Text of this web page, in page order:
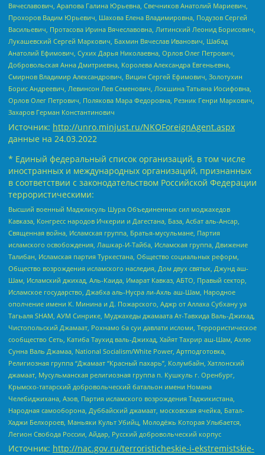
Вячеславович, Арапова Галина Юрьевна, Свечников Анатолий Мариевич,
Прохоров Вадим Юрьевич, Шахова Елена Владимировна, Подузов Сергей
Васильевич, Протасова Ирина Вячеславовна, Литинский Леонид Борисович,
Лукашевский Сергей Маркович, Бахмин Вячеслав Иванович, Шабад
Анатолий Ефимович, Сухих Дарья Николаевна, Орлов Олег Петрович,
Добровольская Анна Дмитриевна, Королева Александра Евгеньевна,
Смирнов Владимир Александрович, Вицин Сергей Ефимович, Золотухин
Борис Андреевич, Левинсон Лев Семенович, Локшина Татьяна Иосифовна,
Орлов Олег Петрович, Полякова Мара Федоровна, Резник Генри Маркович,
Захаров Герман Константинович
Источник: http://unro.minjust.ru/NKOForeignAgent.aspx
данные на 24.03.2022
* Единый федеральный список организаций, в том числе
иностранных и международных организаций, признанных
в соответствии с законодательством Российской Федерации
террористическими:
Высший военный Маджлисуль Шура Объединенных сил моджахедов
Кавказа, Конгресс народов Ичкерии и Дагестана, База, Асбат аль-Ансар,
Священная война, Исламская группа, Братья-мусульмане, Партия
исламского освобождения, Лашкар-И-Тайба, Исламская группа, Движение
Талибан, Исламская партия Туркестана, Общество социальных реформ,
Общество возрождения исламского наследия, Дом двух святых, Джунд аш-
Шам, Исламский джихад, Аль-Каида, Имарат Кавказ, АБТО, Правый сектор,
Исламское государство, Джабха аль-Нусра ли-Ахль аш-Шам, Народное
ополчение имени К. Минина и Д. Пожарского, Аджр от Аллаха Субхану уа
Тагьаля SHAM, АУМ Синрике, Муджахеды джамаата Ат-Тавхида Валь-Джихад,
Чистопольский Джамаат, Рохнамо ба суи давлати исломи, Террористическое
сообщество Сеть, Катиба Таухид валь-Джихад, Хайят Тахрир аш-Шам, Ахлю
Сунна Валь Джамаа, National Socialism/White Power, Артподготовка,
Религиозная группа “Джамаат “Красный пахарь”, Колумбайн, Хатлонский
джамаат, Мусульманская религиозная группа п. Кушкуль г. Оренбург,
Крымско-татарский добровольческий батальон имени Номана
Челебиджихана, Азов, Партия исламского возрождения Таджикистана,
Народная самооборона, Дуббайский джамаат, московская ячейка, Батал-
Хаджи Белхороев, Маньяки Культ Убийц, Молодёжь Которая Улыбается,
Легион Свобода России, Айдар, Русский добровольческий корпус
Источник: http://nac.gov.ru/terroristicheskie-i-ekstremistskie-